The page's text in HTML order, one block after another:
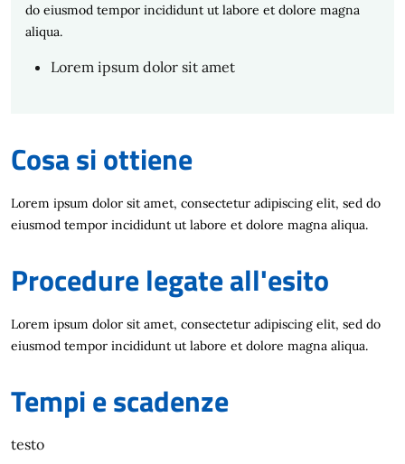
do eiusmod tempor incididunt ut labore et dolore magna
aliqua.
Lorem ipsum dolor sit amet
Cosa si ottiene
Lorem ipsum dolor sit amet, consectetur adipiscing elit, sed do
eiusmod tempor incididunt ut labore et dolore magna aliqua.
Procedure legate all'esito
Lorem ipsum dolor sit amet, consectetur adipiscing elit, sed do
eiusmod tempor incididunt ut labore et dolore magna aliqua.
Tempi e scadenze
testo